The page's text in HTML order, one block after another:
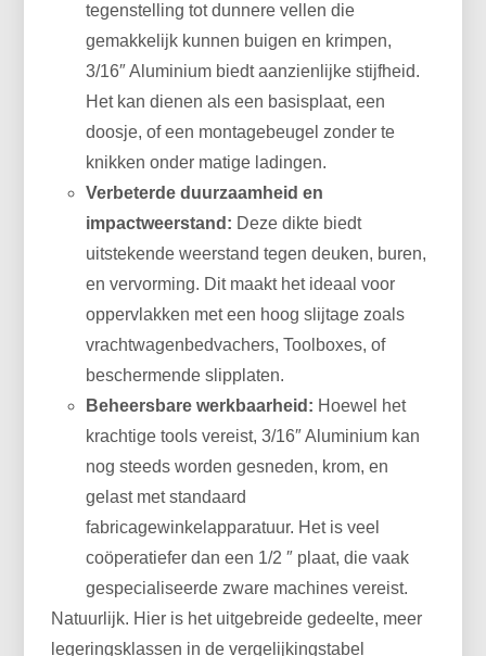
tegenstelling tot dunnere vellen die
gemakkelijk kunnen buigen en krimpen,
3/16″ Aluminium biedt aanzienlijke stijfheid.
Het kan dienen als een basisplaat, een
doosje, of een montagebeugel zonder te
knikken onder matige ladingen.
Verbeterde duurzaamheid en
impactweerstand: Deze dikte biedt
uitstekende weerstand tegen deuken, buren,
en vervorming. Dit maakt het ideaal voor
oppervlakken met een hoog slijtage zoals
vrachtwagenbedvachers, Toolboxes, of
beschermende slipplaten.
Beheersbare werkbaarheid: Hoewel het
krachtige tools vereist, 3/16″ Aluminium kan
nog steeds worden gesneden, krom, en
gelast met standaard
fabricagewinkelapparatuur. Het is veel
coöperatiefer dan een 1/2 ″ plaat, die vaak
gespecialiseerde zware machines vereist.
Natuurlijk. Hier is het uitgebreide gedeelte, meer
legeringsklassen in de vergelijkingstabel